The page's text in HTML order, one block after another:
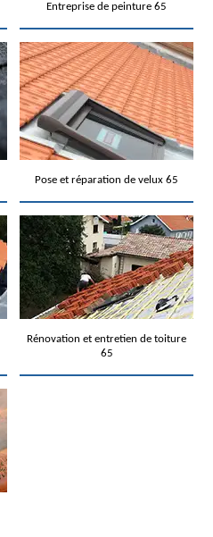
Entreprise de peinture 65
Pose et réparation de velux 65
Rénovation et entretien de toiture
65